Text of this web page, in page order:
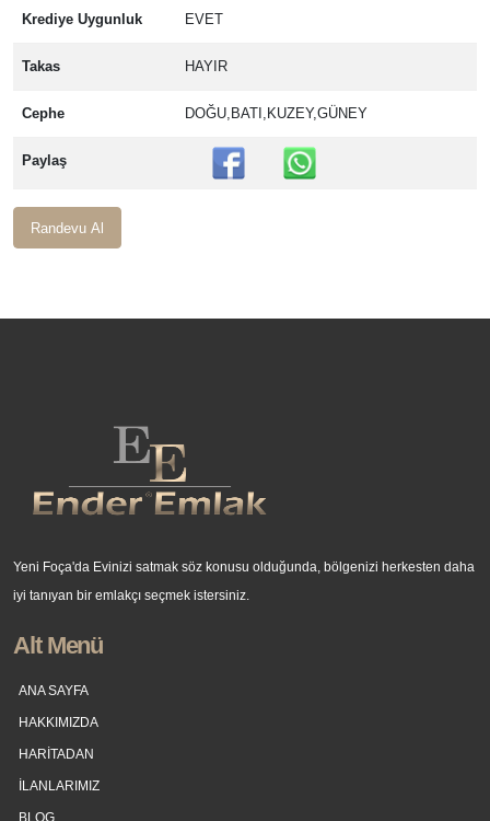
Krediye Uygunluk EVET
Takas HAYIR
Cephe DOĞU,BATI,KUZEY,GÜNEY
Paylaş
Randevu Al
Yeni Foça'da Evinizi satmak söz konusu olduğunda, bölgenizi herkesten daha
iyi tanıyan bir emlakçı seçmek istersiniz.
Alt Menü
ANA SAYFA
HAKKIMIZDA
HARİTADAN
İLANLARIMIZ
BLOG